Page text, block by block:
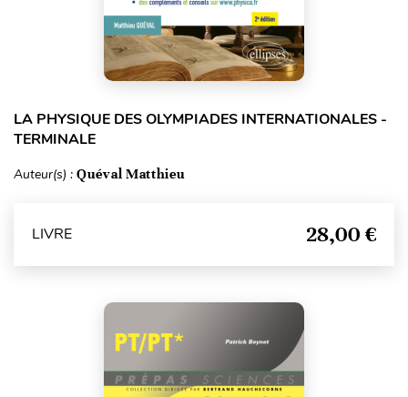
LA PHYSIQUE DES OLYMPIADES INTERNATIONALES -
TERMINALE
Auteur(s) : Quéval Matthieu
LIVRE 28,00 €